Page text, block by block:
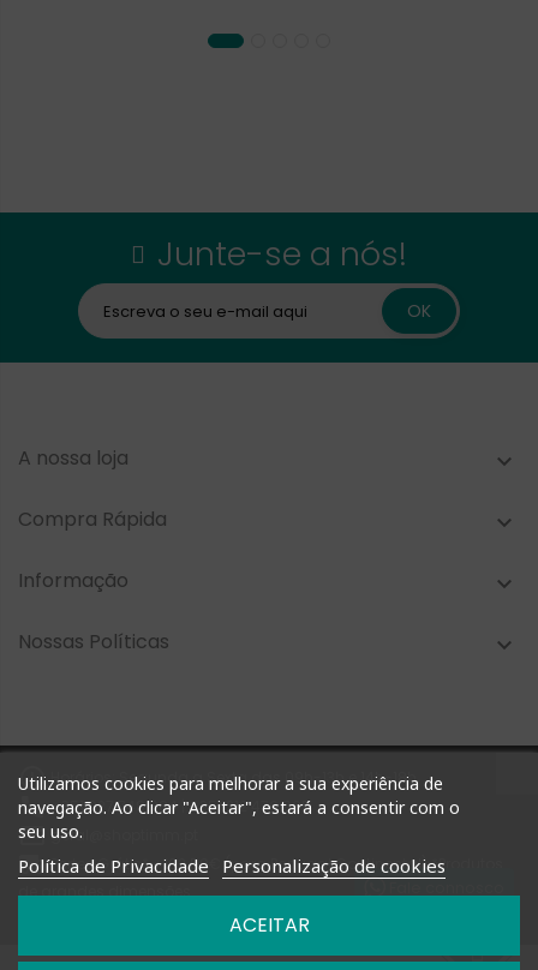
Utilizamos cookies para melhorar a sua experiência de
navegação. Ao clicar "Aceitar", estará a consentir com o
seu uso.
Política de Privacidade Personalização de cookies
ACEITAR
Junte-se a nós!
A nossa loja 
Compra Rápida 
Informação 
Nossas Políticas 
Horários: Segunda a Sexta das 09h-13h e 14h-18h
+351 927 748 884 | +351 212 476 905
 geral@shoptimm.pt
Portes Grátis* +162.50€ (para Portugal Continental) *Produtos
de grandes dimensões
podem não estar incluídos nesta oferta